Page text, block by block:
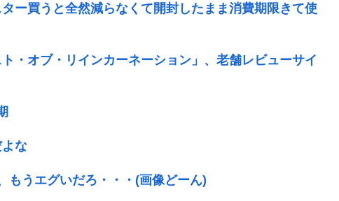
ー買うと全然減らなくて開封したまま消費期限きて使
・オブ・リインカーネーション」、老舗レビューサイ
な
もうエグいだろ・・・(画像どーん)